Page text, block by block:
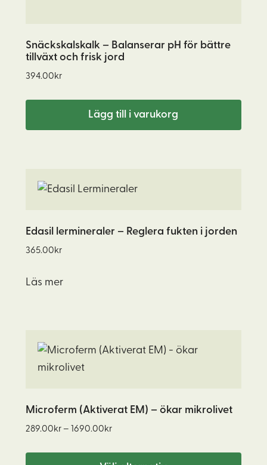
Snäckskalskalk – Balanserar pH för bättre
tillväxt och frisk jord
394.00kr
Lägg till i varukorg
Edasil lermineraler – Reglera fukten i jorden
365.00kr
Läs mer
Microferm (Aktiverat EM) – ökar mikrolivet
289.00kr – 1690.00krPrisintervall:
här
produkten
flera
varianter.